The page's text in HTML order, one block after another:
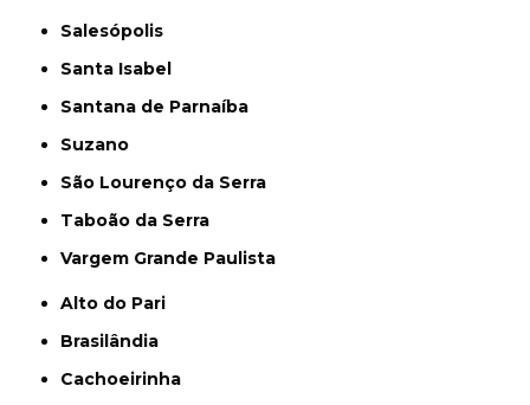
Salesópolis
Santa Isabel
Santana de Parnaíba
Suzano
São Lourenço da Serra
Taboão da Serra
Vargem Grande Paulista
Alto do Pari
Brasilândia
Cachoeirinha